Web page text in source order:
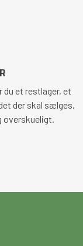
du et restlager, et
der skal sælges,
overskueligt.